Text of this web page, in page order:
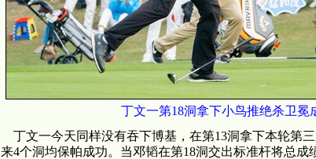
丁文一第18洞拿下小鸟推绝杀卫冕
丁文一今天同样没有吞下博基，在第13洞拿下本轮第
来4个洞均保帕成功。当邓韬在第18洞交出标准杆将总成